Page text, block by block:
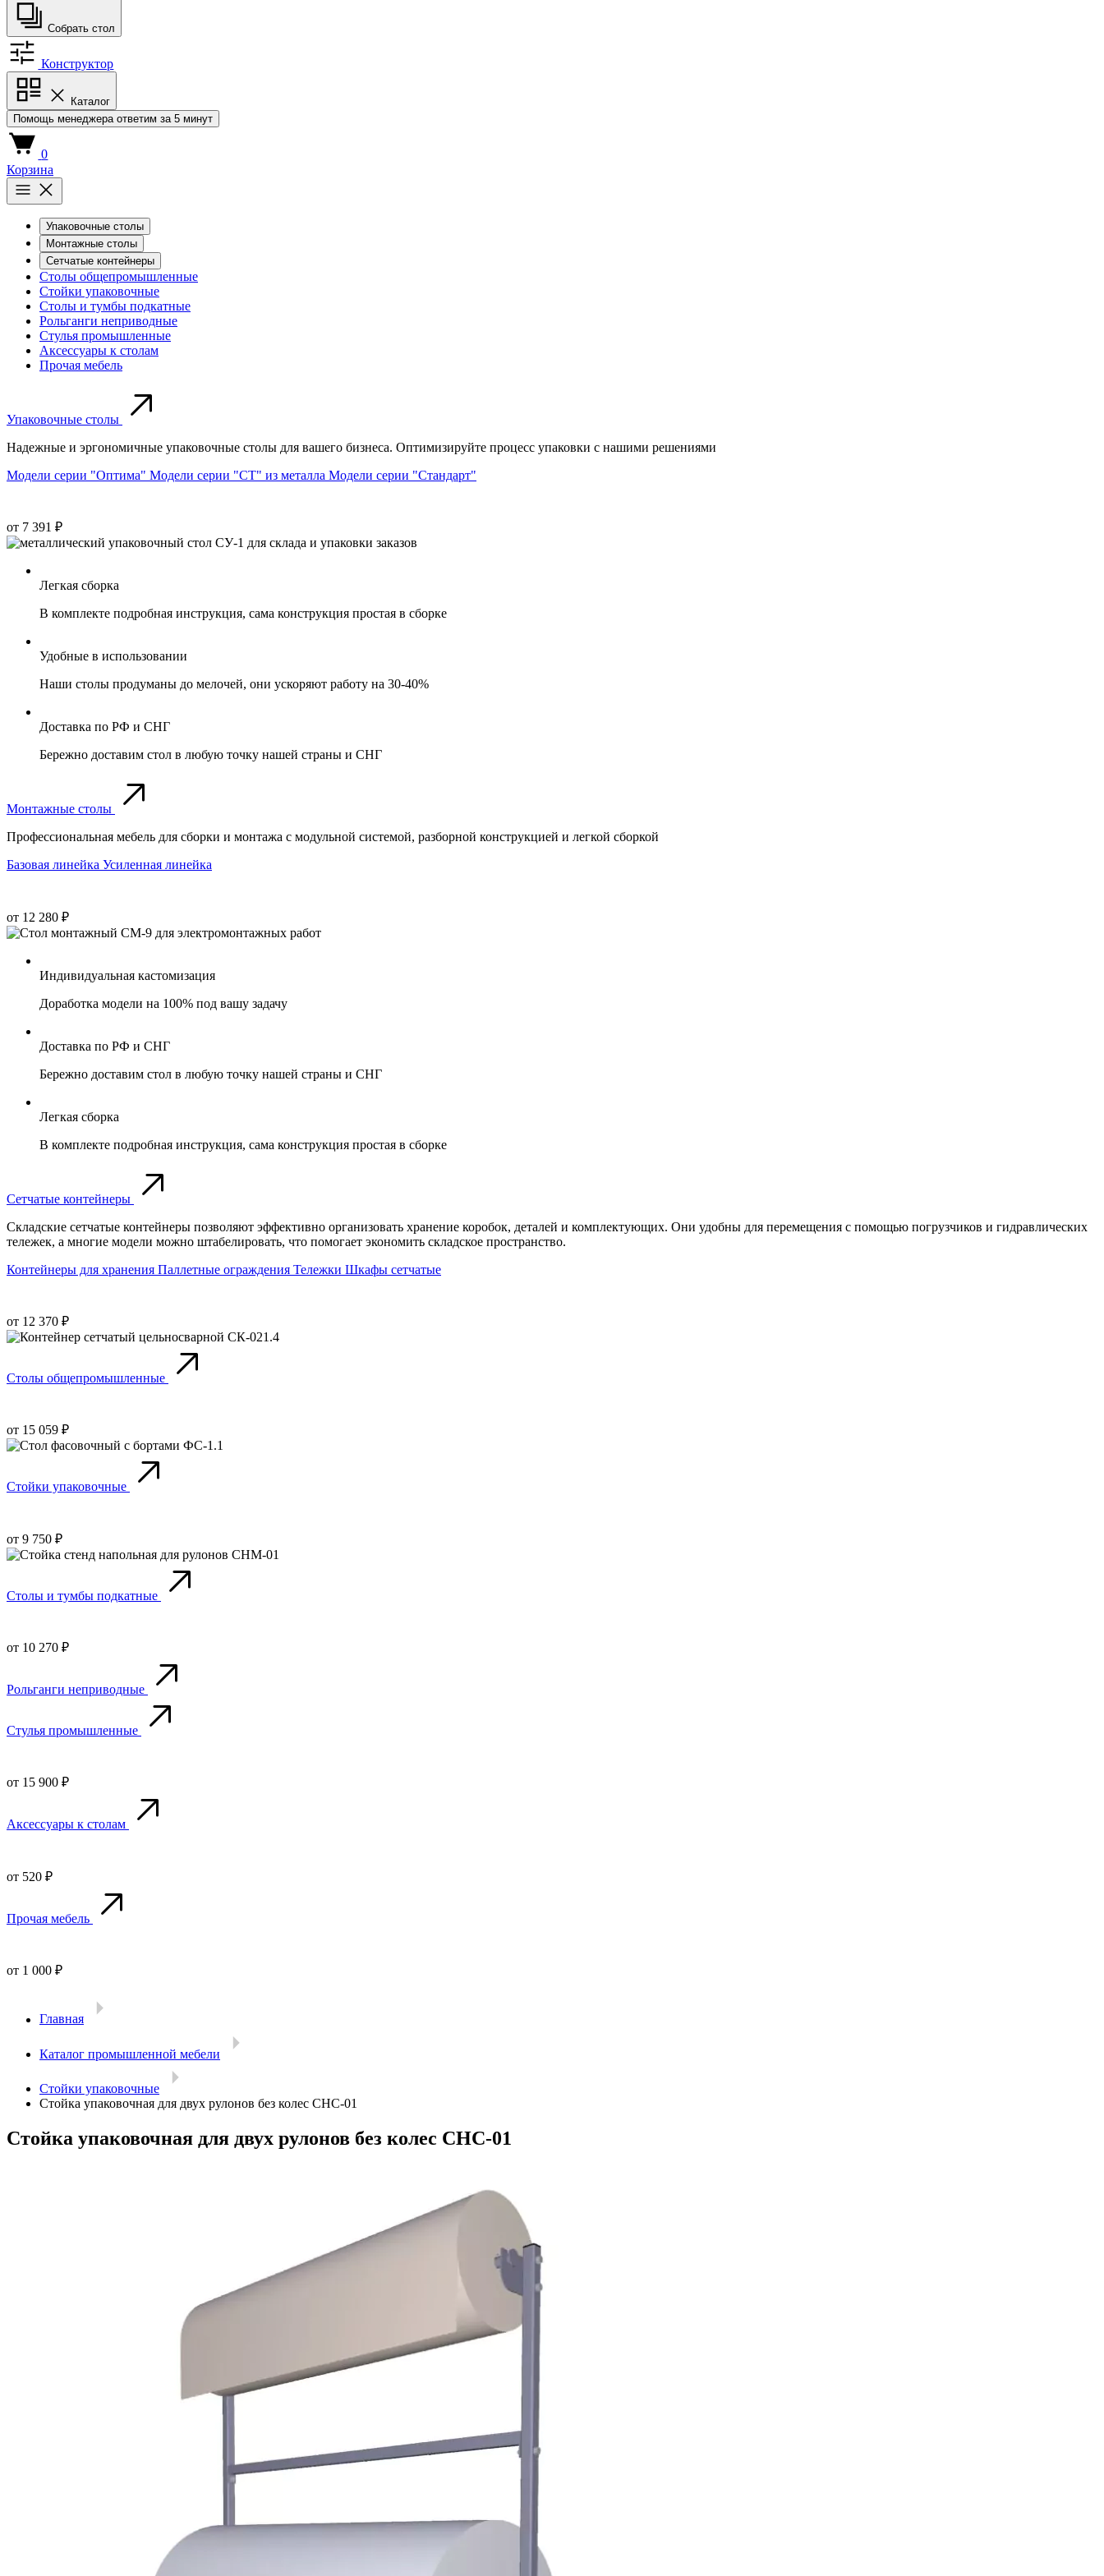
Собрать стол
Конструктор
Каталог
Помощь менеджера ответим за 5 минут
0
Корзина
Упаковочные столы
Монтажные столы
Сетчатые контейнеры
Столы общепромышленные
Стойки упаковочные
Столы и тумбы подкатные
Рольганги неприводные
Стулья промышленные
Аксессуары к столам
Прочая мебель
Упаковочные столы
Надежные и эргономичные упаковочные столы для вашего бизнеса. Оптимизируйте процесс упаковки с нашими решениями
Модели серии "Оптима" Модели серии "СТ" из металла Модели серии "Стандарт"
от 7 391 ₽
Легкая сборка
В комплекте подробная инструкция, сама конструкция простая в сборке
Удобные в использовании
Наши столы продуманы до мелочей, они ускоряют работу на 30-40%
Доставка по РФ и СНГ
Бережно доставим стол в любую точку нашей страны и СНГ
Монтажные столы
Профессиональная мебель для сборки и монтажа с модульной системой, разборной конструкцией и легкой сборкой
Базовая линейка Усиленная линейка
от 12 280 ₽
Индивидуальная кастомизация
Доработка модели на 100% под вашу задачу
Доставка по РФ и СНГ
Бережно доставим стол в любую точку нашей страны и СНГ
Легкая сборка
В комплекте подробная инструкция, сама конструкция простая в сборке
Сетчатые контейнеры
Складские сетчатые контейнеры позволяют эффективно организовать хранение коробок, деталей и комплектующих. Они удобны для перемещения с помощью погрузчиков и гидравлических
тележек, а многие модели можно штабелировать, что помогает экономить складское пространство.
Контейнеры для хранения Паллетные ограждения Тележки Шкафы сетчатые
от 12 370 ₽
Столы общепромышленные
от 15 059 ₽
Стойки упаковочные
от 9 750 ₽
Столы и тумбы подкатные
от 10 270 ₽
Рольганги неприводные
Стулья промышленные
от 15 900 ₽
Аксессуары к столам
от 520 ₽
Прочая мебель
от 1 000 ₽
Главная
Каталог промышленной мебели
Стойки упаковочные
Стойка упаковочная для двух рулонов без колес СНС-01
Стойка упаковочная для двух рулонов без колес СНС-01